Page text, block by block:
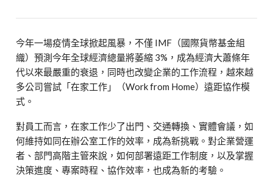
今年一場疫情全球掀起風暴，不僅 IMF（國際貨幣基金組
織）預測今年全球經濟總量將萎縮 3%，成為經濟大蕭條年
代以來最嚴重的衰退，同時也改變企業的工作流程，越來越
多公司嘗試「在家工作」（Work from Home）遠距協作模
式。
對員工而言，在家工作少了出門、交通轉換、實體會議，如
何維持如同在辦公室工作的效率，成為新挑戰。對企業營運
者、部門高階主管來說，如何部署遠距工作制度，以及掌握
決策進度、專案時程、協作效率，也成為新的考驗。